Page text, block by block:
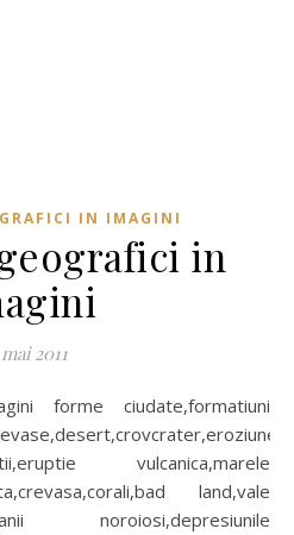
IN IMAGINI
in
2011
vulcanica,marele
land,vale
noroiosi,depresiunile